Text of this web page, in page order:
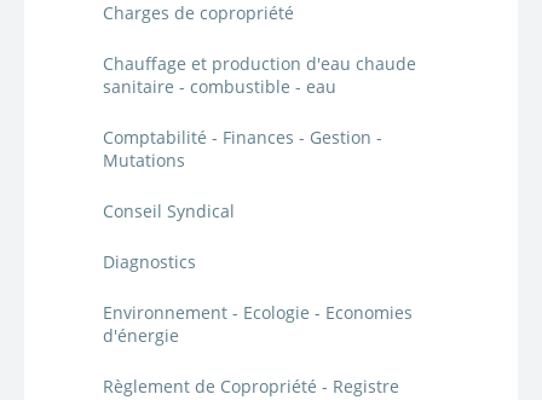
Charges de copropriété
Chauffage et production d'eau chaude
sanitaire - combustible - eau
Comptabilité - Finances - Gestion -
Mutations
Conseil Syndical
Diagnostics
Environnement - Ecologie - Economies
d'énergie
Règlement de Copropriété - Registre